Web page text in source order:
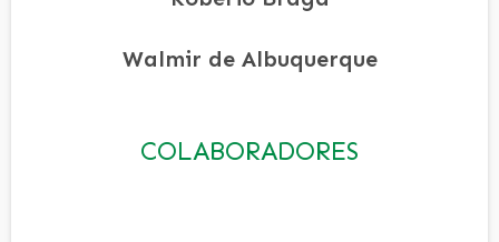
Walmir de Albuquerque
COLABORADORES